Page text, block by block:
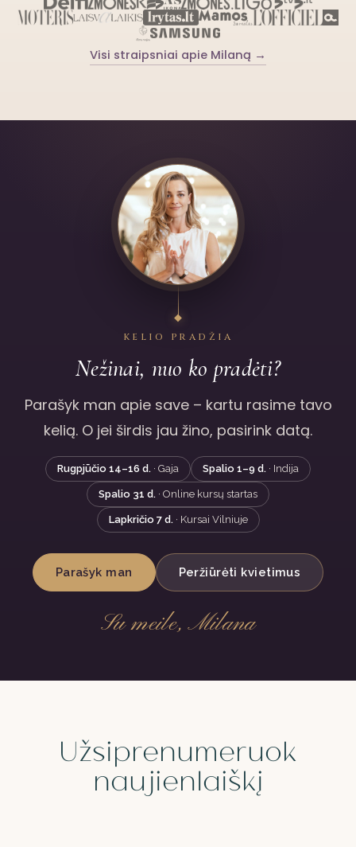
Visi straipsniai apie Milaną →
KELIO PRADŽIA
Nežinai, nuo ko pradėti?
Parašyk man apie save – kartu rasime tavo
kelią. O jei širdis jau žino, pasirink datą.
Rugpjūčio 14–16 d. · Gaja Spalio 1–9 d. · Indija
Spalio 31 d. · Online kursų startas
Lapkričio 7 d. · Kursai Vilniuje
Parašyk man Peržiūrėti kvietimus
Su meile, Milana
Užsiprenumeruok
naujienlaiškį